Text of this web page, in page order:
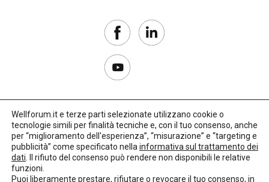
Copyright 2017–2026
Privacy Policy
Wellforum.it e terze parti selezionate utilizzano cookie o
tecnologie simili per finalità tecniche e, con il tuo consenso, anche
per “miglioramento dell'esperienza”, “misurazione” e “targeting e
pubblicità” come specificato nella informativa sul trattamento dei
dati . Il rifiuto del consenso può rendere non disponibili le relative
funzioni.
Puoi liberamente prestare, rifiutare o revocare il tuo consenso, in